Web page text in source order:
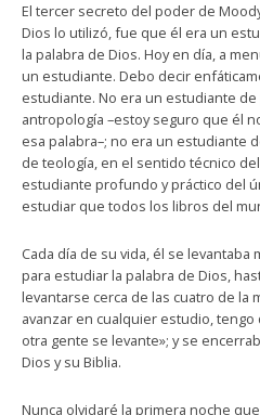
El tercer secreto del poder de
Dios lo utilizó, fue que él era un
la palabra de Dios. Hoy en día, a
un estudiante. Debo decir
estudiante. No era un estudiante
antropología –estoy seguro que él
esa palabra–; no era un estudiante
de teología, en el sentido técnico
estudiante profundo y práctico del
estudiar que todos los libros del
Cada día de su vida, él se levantaba
para estudiar la palabra de Dios,
levantarse cerca de las cuatro de la
avanzar en cualquier estudio,
otra gente se levante»; y se
Dios y su Biblia.
Nunca olvidaré la primera noche